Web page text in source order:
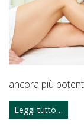
ancora più
Leggi tutto…